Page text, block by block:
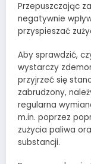
Przepuszczając
negatywnie
przyspieszać
Aby sprawdzić,
wystarczy
przyjrzeć się
zabrudzony,
regularna
m.in. poprzez
zużycia paliwa
substancji.